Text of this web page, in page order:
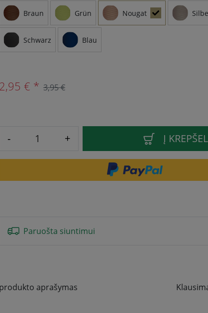
Braun Grün Nougat
Schwarz Blau
2,95 € * 3,95 €
- + Į
Paruošta siuntimui
produkto aprašymas